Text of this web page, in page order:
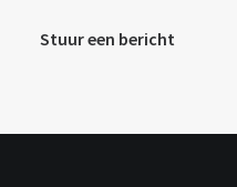
Stuur een bericht